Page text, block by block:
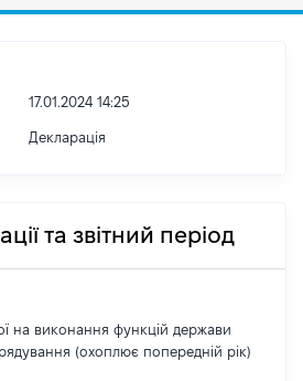
17.01.2024 14:25
Декларація
та звітний період
на виконання функцій держави
(охоплює попередній рік)